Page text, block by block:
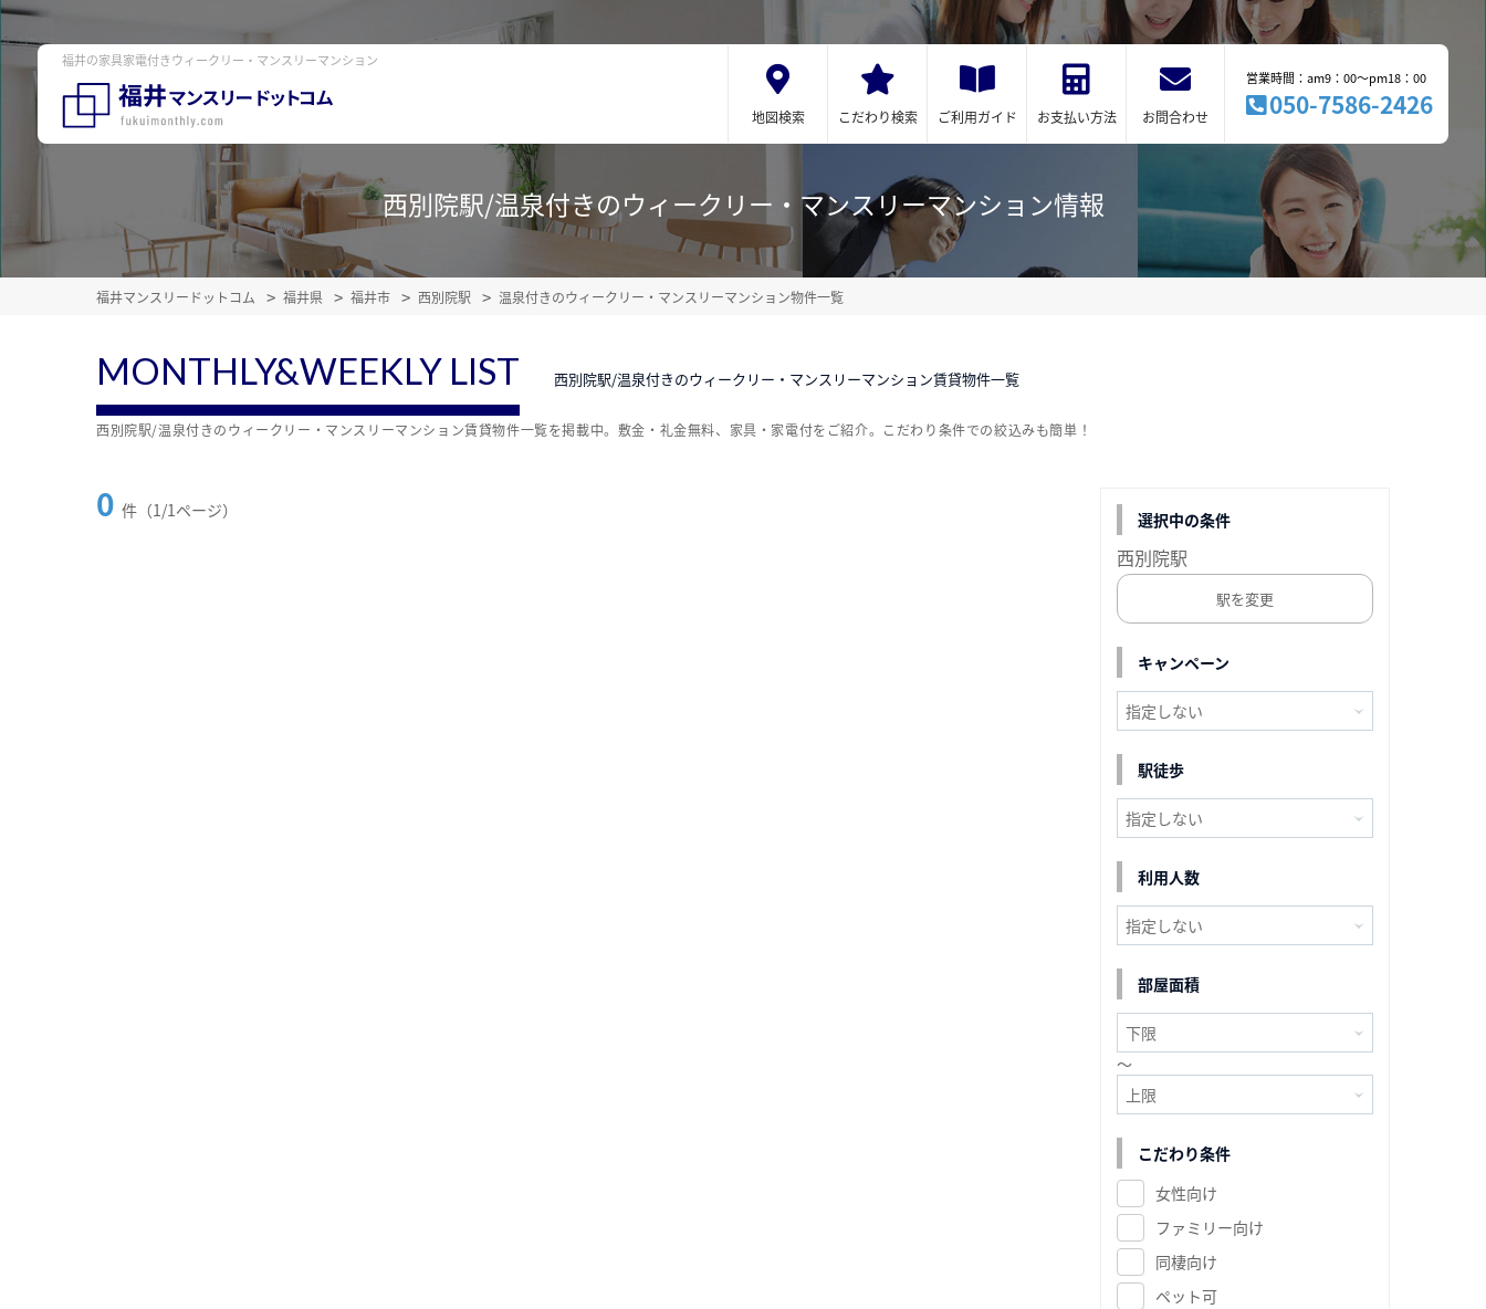
福井の家具家電付きウィークリー・マンスリーマンション
地図検索 こだわり検索 ご利用ガイド お支払い方法 お問合わせ
営業時間：am9：00～pm18：00
050-7586-2426
西別院駅/温泉付きのウィークリー・マンスリーマンション情報
福井マンスリードットコム 福井県 福井市 西別院駅 温泉付きのウィークリー・マンスリーマンション物件一覧
MONTHLY&WEEKLY LIST 西別院駅/温泉付きのウィークリー・マンスリーマンション賃貸物件一覧
0 件（1/1ページ）
西別院駅/温泉付きのウィークリー・マンスリーマンション賃貸物件一覧を掲載中。敷金・礼金無料、家具・家電付をご紹介。こだわり条件での絞込みも簡単！
選択中の条件
西別院駅
駅を変更
キャンペーン
駅徒歩
利用人数
部屋面積
～
こだわり条件
女性向け
ファミリー向け
同棲向け
ペット可